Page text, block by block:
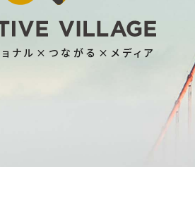
ョナル×つながる×メディア